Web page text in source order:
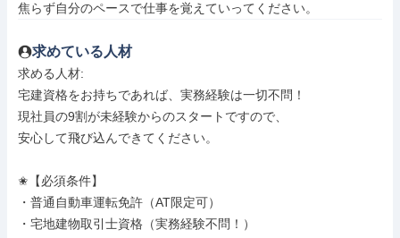
焦らず自分のペースで仕事を覚えていってください。
求めている人材
求める人材:
宅建資格をお持ちであれば、実務経験は一切不問！
現社員の9割が未経験からのスタートですので、
安心して飛び込んできてください。
✬【必須条件】
・普通自動車運転免許（AT限定可）
・宅地建物取引士資格（実務経験不問！）